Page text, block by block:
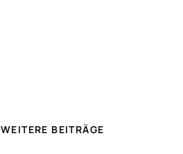
WEITERE BEITRÄGE